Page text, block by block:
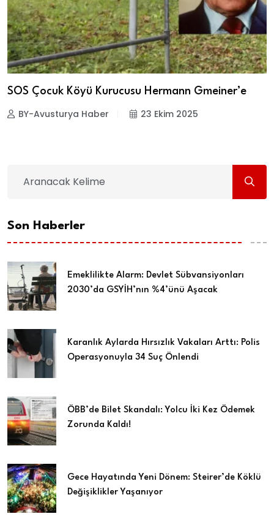
SOS Çocuk Köyü Kurucusu Hermann Gmeiner’e
BY-Avusturya Haber 23 Ekim 2025
Son Haberler
Emeklilikte Alarm: Devlet Sübvansiyonları
2030’da GSYİH’nın %4’ünü Aşacak
Karanlık Aylarda Hırsızlık Vakaları Arttı: Polis
Operasyonuyla 34 Suç Önlendi
ÖBB’de Bilet Skandalı: Yolcu İki Kez Ödemek
Zorunda Kaldı!
Gece Hayatında Yeni Dönem: Steirer’de Köklü
Değişiklikler Yaşanıyor